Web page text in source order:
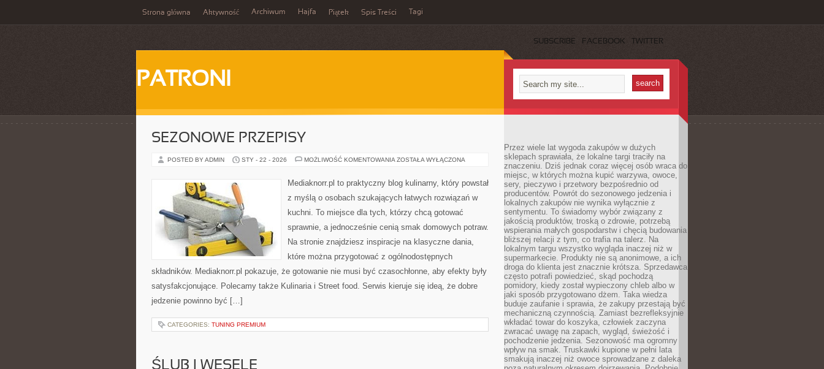
Strona główna Aktywność Archiwum Hajfa Piątek Spis Treści Tagi
SUBSCRIBE FACEBOOK TWITTER
PATRONI
SEZONOWE PRZEPISY
POSTED BY ADMIN STY - 22 - 2026 MOŻLIWOŚĆ KOMENTOWANIA SEZONOWE
ZOSTAŁA WYŁĄCZONA
Mediaknorr.pl to praktyczny blog kulinarny, który powstał
z myślą o osobach szukających łatwych rozwiązań w
kuchni. To miejsce dla tych, którzy chcą gotować
sprawnie, a jednocześnie cenią smak domowych potraw.
Na stronie znajdziesz inspiracje na klasyczne dania,
które można przygotować z ogólnodostępnych
składników. Mediaknorr.pl pokazuje, że gotowanie nie musi być czasochłonne, aby efekty były
satysfakcjonujące. Polecamy także Kulinaria i Street food. Serwis kieruje się ideą, że dobre
jedzenie powinno być […]
CATEGORIES: TUNING PREMIUM
ŚLUB I WESELE
Przez wiele lat wygoda zakupów w dużych
sklepach sprawiała, że lokalne targi traciły na
znaczeniu. Dziś jednak coraz więcej osób wraca do
miejsc, w których można kupić warzywa, owoce,
sery, pieczywo i przetwory bezpośrednio od
producentów. Powrót do sezonowego jedzenia i
lokalnych zakupów nie wynika wyłącznie z
sentymentu. To świadomy wybór związany z
jakością produktów, troską o zdrowie, potrzebą
wspierania małych gospodarstw i chęcią budowania
bliższej relacji z tym, co trafia na talerz. Na
lokalnym targu wszystko wygląda inaczej niż w
supermarkecie. Produkty nie są anonimowe, a ich
droga do klienta jest znacznie krótsza. Sprzedawca
często potrafi powiedzieć, skąd pochodzą
pomidory, kiedy został wypieczony chleb albo w
jaki sposób przygotowano dżem. Taka wiedza
buduje zaufanie i sprawia, że zakupy przestają być
mechaniczną czynnością. Zamiast bezrefleksyjnie
wkładać towar do koszyka, człowiek zaczyna
zwracać uwagę na zapach, wygląd, świeżość i
pochodzenie jedzenia. Sezonowość ma ogromny
wpływ na smak. Truskawki kupione w pełni lata
smakują inaczej niż owoce sprowadzane z daleka